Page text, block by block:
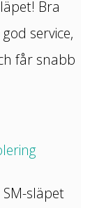
Bra
service,
får snabb
släpet